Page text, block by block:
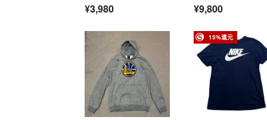
¥3,980 ¥9,800
15%還元